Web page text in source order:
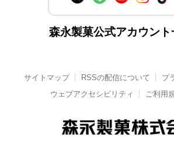
森永製菓公式アカウント
サイトマップ RSSの配信について
プ
ウェブアクセシビリティ
ご利用